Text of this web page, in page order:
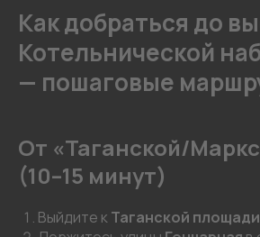
Как добраться до
Котельнической
— пошаговые
От «Таганской/
(10–15 минут)
Выйдите кТаганской площади